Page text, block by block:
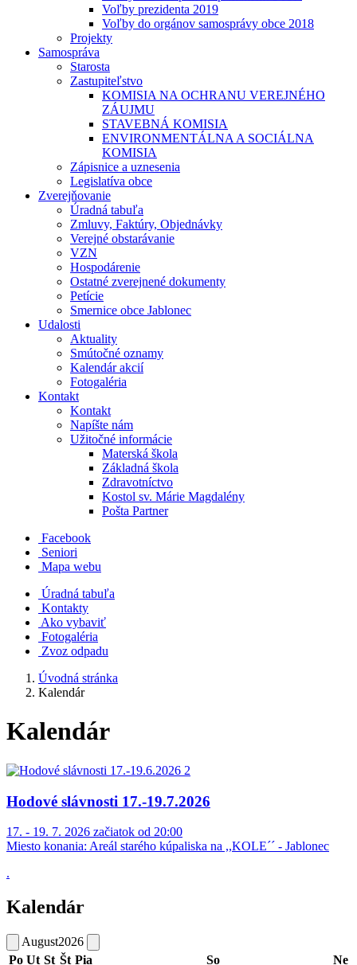
Voľby prezidenta 2019
Voľby do orgánov samosprávy obce 2018
Projekty
Samospráva
Starosta
Zastupiteľstvo
KOMISIA NA OCHRANU VEREJNÉHO
ZÁUJMU
STAVEBNÁ KOMISIA
ENVIRONMENTÁLNA A SOCIÁLNA
KOMISIA
Zápisnice a uznesenia
Legislatíva obce
Zverejňovanie
Úradná tabuľa
Zmluvy, Faktúry, Objednávky
Verejné obstarávanie
VZN
Hospodárenie
Ostatné zverejnené dokumenty
Petície
Smernice obce Jablonec
Udalosti
Aktuality
Smútočné oznamy
Kalendár akcií
Fotogaléria
Kontakt
Kontakt
Napíšte nám
Užitočné informácie
Materská škola
Základná škola
Zdravotníctvo
Kostol sv. Márie Magdalény
Pošta Partner
Facebook
Seniori
Mapa webu
Úradná tabuľa
Kontakty
Ako vybaviť
Fotogaléria
Zvoz odpadu
Úvodná stránka
Kalendár
Kalendár
Hodové slávnosti 17.-19.7.2026
17. - 19. 7. 2026 začiatok od 20:00
Miesto konania: Areál starého kúpaliska na ,,KOLE´´ - Jablonec
.
Kalendár
August2026
Po Ut St Št Pia So Ne